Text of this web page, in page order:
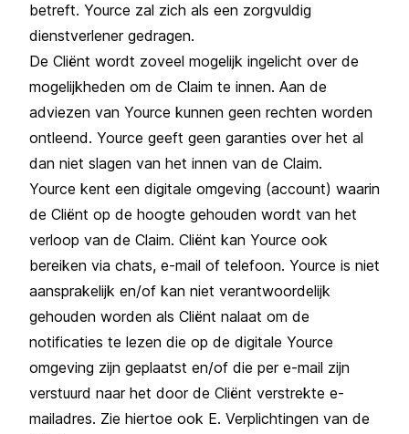
betreft. Yource zal zich als een zorgvuldig
dienstverlener gedragen.
De Cliënt wordt zoveel mogelijk ingelicht over de
mogelijkheden om de Claim te innen. Aan de
adviezen van Yource kunnen geen rechten worden
ontleend. Yource geeft geen garanties over het al
dan niet slagen van het innen van de Claim.
Yource kent een digitale omgeving (account) waarin
de Cliënt op de hoogte gehouden wordt van het
verloop van de Claim. Cliënt kan Yource ook
bereiken via chats, e-mail of telefoon. Yource is niet
aansprakelijk en/of kan niet verantwoordelijk
gehouden worden als Cliënt nalaat om de
notificaties te lezen die op de digitale Yource
omgeving zijn geplaatst en/of die per e-mail zijn
verstuurd naar het door de Cliënt verstrekte e-
mailadres. Zie hiertoe ook E. Verplichtingen van de